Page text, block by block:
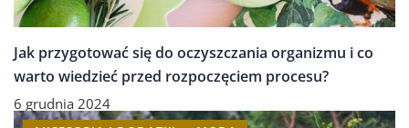
Jak przygotować się do oczyszczania organizmu i co
warto wiedzieć przed rozpoczęciem procesu?
6 grudnia 2024